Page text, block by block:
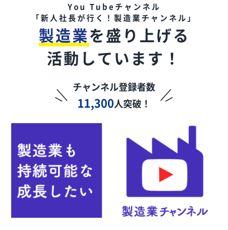
You Tubeチャンネル
「新人社長が行く！製造業チャンネル」
製造業を盛り上げる
活動しています！
チャンネル登録者数
11,300人突破！